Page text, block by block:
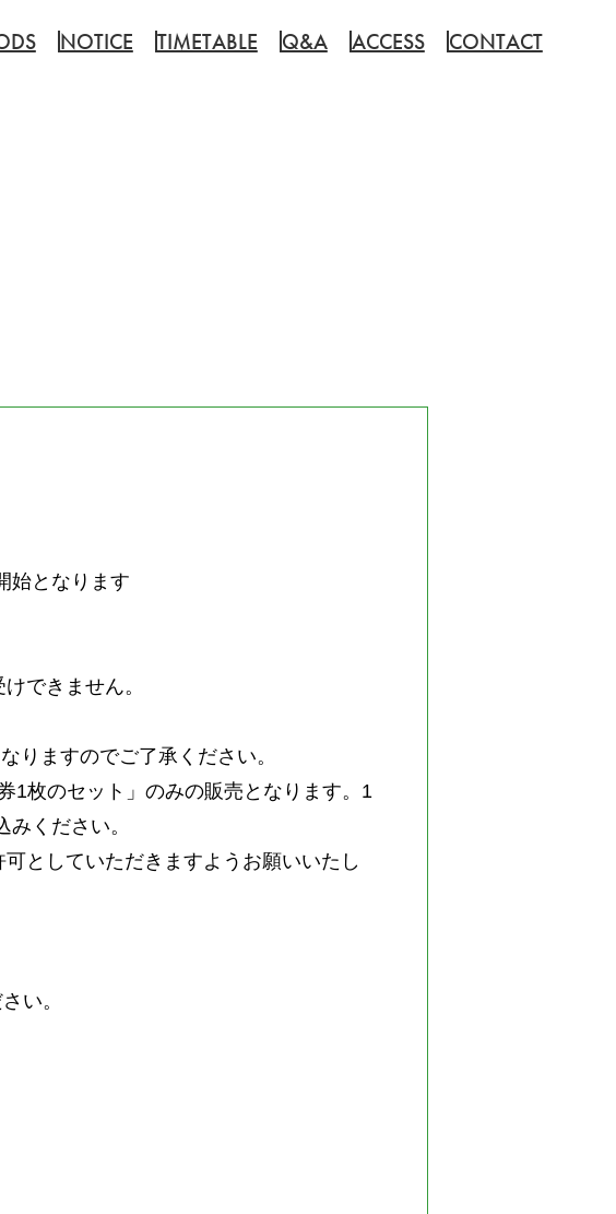
NOTICE TIMETABLE Q&A ACCESS CONTACT
始となります
できません。
りますのでご了承ください。
枚のセット」のみの販売となります。1
ください。
としていただきますようお願いいたし
い。